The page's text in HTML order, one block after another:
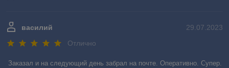
29.07.2023
василий
Отлично
Заказал и на следующий день забрал на почте. Оперативно. Супер.